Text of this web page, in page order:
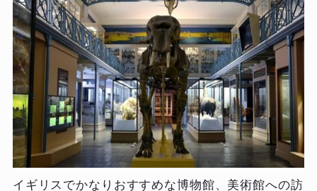
イギリスでかなりおすすめな博物館、美術館への訪